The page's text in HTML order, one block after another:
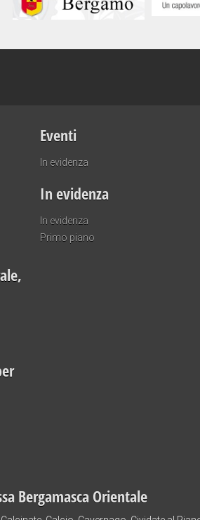
Eventi
In evidenza
In evidenza
In evidenza
Primo piano
Bergamasca Orientale